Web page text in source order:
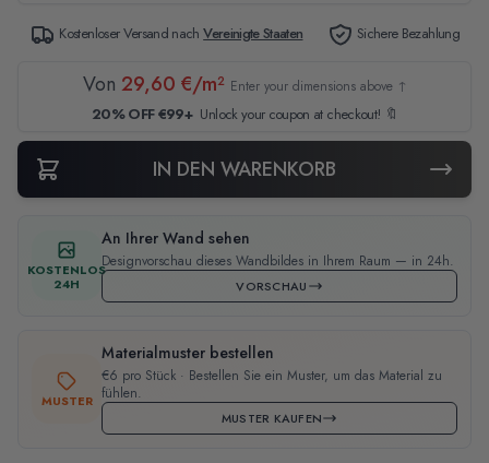
Kostenloser Versand nachVereinigte Staaten Sichere Bezahlung
Von 29,60 €/m² Enter your dimensions above ↑
20% OFF €99+ Unlock your coupon at checkout! 🔖
IN DEN WARENKORB
KOSTENLOS
24H
An Ihrer Wand sehen
Designvorschau dieses Wandbildes in Ihrem Raum — in 24h.
VORSCHAU
MUSTER
Materialmuster bestellen
€6 pro Stück · Bestellen Sie ein Muster, um das Material zu
fühlen.
MUSTER KAUFEN